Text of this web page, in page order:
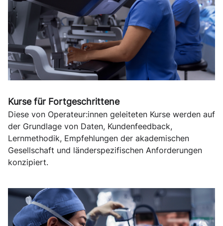
Kurse für Fortgeschrittene
Diese von Operateur:innen geleiteten Kurse werden auf
der Grundlage von Daten, Kundenfeedback,
Lernmethodik, Empfehlungen der akademischen
Gesellschaft und länderspezifischen Anforderungen
konzipiert.